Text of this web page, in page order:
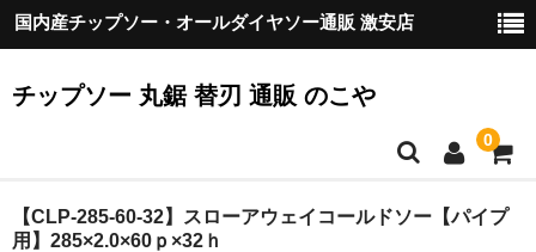
国内産チップソー・オールダイヤソー通販 激安店
チップソー 丸鋸 替刃 通販 のこや
0
HOME
【CLP-285-60-32】スローアウェイコールドソー【パイプ
用】285×2.0×60ｐ×32ｈ